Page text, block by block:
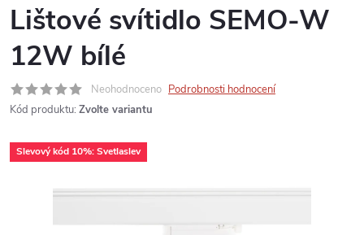
Lištové svítidlo SEMO-W
12W bílé
Neohodnoceno Podrobnosti hodnocení
Kód produktu: Zvolte variantu
Slevový kód 10%: Svetlaslev